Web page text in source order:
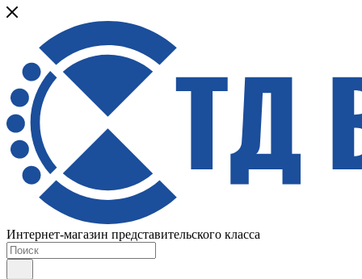
Интернет-магазин представительского класса